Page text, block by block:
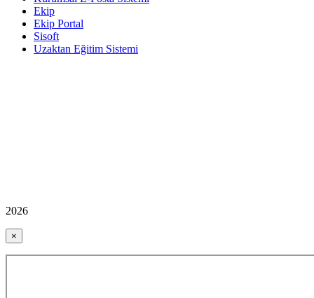
Ekip
Ekip Portal
Sisoft
Uzaktan Eğitim Sistemi
2026
×